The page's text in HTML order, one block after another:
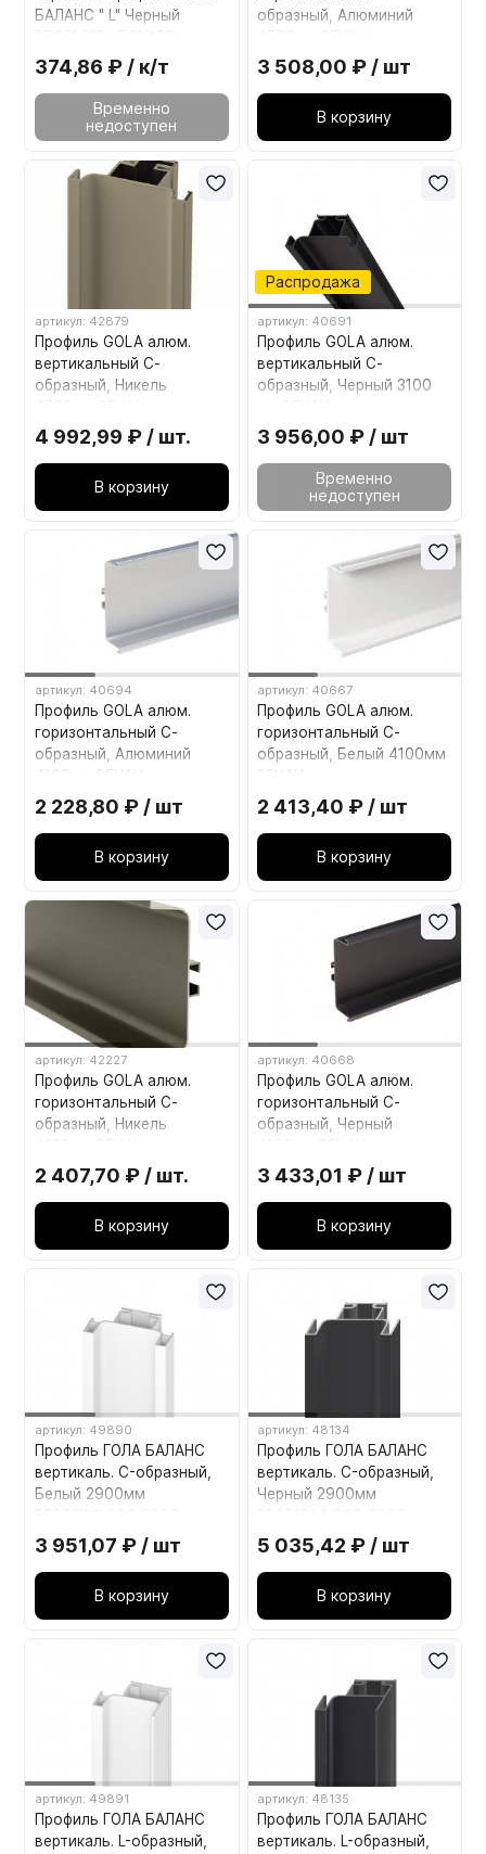
БАЛАНС " L" Черный
374,86 ₽ / к/т
Временно
недоступен
образный, Алюминий
3 508,00 ₽ / шт
В корзину
артикул: 42879
Профиль GOLA алюм.
вертикальный С-
образный, Никель
4 992,99 ₽ / шт.
В корзину
Распродажа
артикул: 40691
Профиль GOLA алюм.
вертикальный С-
образный, Черный 3100
3 956,00 ₽ / шт
Временно
недоступен
артикул: 40694
Профиль GOLA алюм.
горизонтальный С-
образный, Алюминий
2 228,80 ₽ / шт
В корзину
артикул: 40667
Профиль GOLA алюм.
горизонтальный С-
образный, Белый 4100мм
2 413,40 ₽ / шт
В корзину
артикул: 42227
Профиль GOLA алюм.
горизонтальный С-
образный, Никель
2 407,70 ₽ / шт.
В корзину
артикул: 40668
Профиль GOLA алюм.
горизонтальный С-
образный, Черный
3 433,01 ₽ / шт
В корзину
артикул: 49890
Профиль ГОЛА БАЛАНС
вертикаль. C-образный,
Белый 2900мм
BOYARD
3 951,07 ₽ / шт
В корзину
артикул: 48134
Профиль ГОЛА БАЛАНС
вертикаль. C-образный,
Черный 2900мм
BOYARD
5 035,42 ₽ / шт
В корзину
артикул: 49891
Профиль ГОЛА БАЛАНС
вертикаль. L-образный,
артикул: 48135
Профиль ГОЛА БАЛАНС
вертикаль. L-образный,